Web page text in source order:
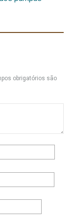
obrigatórios são